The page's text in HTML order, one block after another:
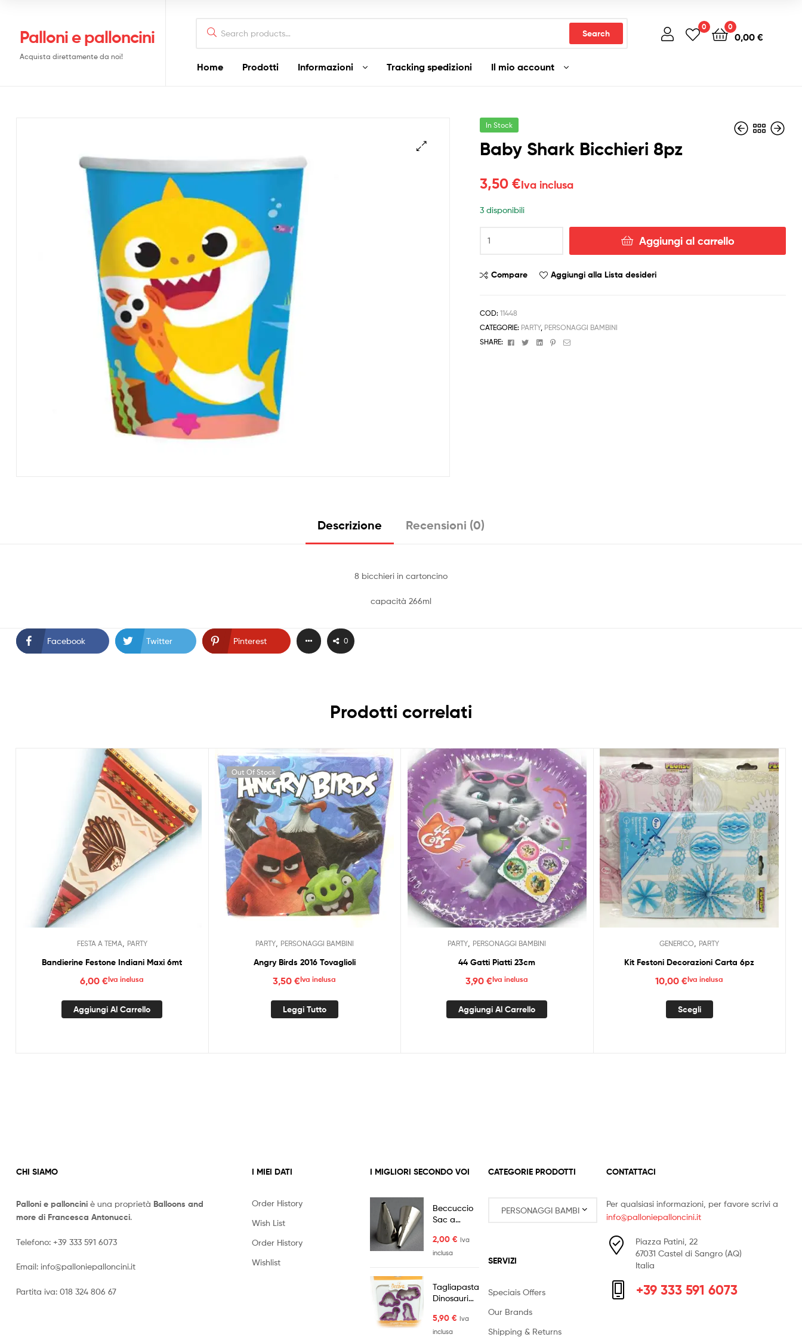
Palloni e palloncini
Acquista direttamente da noi!
for:
Search
0 0
0,00 €
Home Prodotti Informazioni Tracking spedizioni Il mio account
In Stock
Baby Shark Bicchieri 8pz
3,50€Iva inclusa
3 disponibili
Shark
8pz
Aggiungi al carrello
Compare Aggiungi alla Lista desideri
COD:11448
CATEGORIE: PARTY, PERSONAGGI BAMBINI
SHARE:
FacebookTwitterLinkedinPinterest
Email
Descrizione Recensioni (0)
8 bicchieri in cartoncino
capacità 266ml
Facebook Twitter Pinterest 0
Prodotti correlati
FESTA A TEMA PARTY
Bandierine Festone Indiani Maxi 6mt
6,00€Iva inclusa
Aggiungi Al Carrello
Out Of Stock
PARTY, PERSONAGGI BAMBINI
Angry Birds 2016 Tovaglioli
3,50€Iva inclusa
Leggi Tutto
PARTY PERSONAGGI BAMBINI
44 Gatti Piatti 23cm
3,90€Iva inclusa
Aggiungi Al Carrello
GENERICO PARTY
Kit Festoni Decorazioni Carta 6pz
10,00€Iva inclusa
Scegli
prodotto
CHI SIAMO
Palloni e palloncini è una proprietà Balloons and
more di Francesca Antonucci.
Telefono: +39 333 591 6073
Email: info@palloniepalloncini.it
Partita iva: 018 324 806 67
I MIEI DATI
Order History
Wish List
Order History
Wishlist
I MIGLIORI SECONDO VOI
Beccuccio
Sac a
3mm
2,00€ Iva
inclusa
Tagliapasta
Dinosauri
Plastica
Decora
5,90€ Iva
inclusa
CATEGORIE PRODOTTI
SERVIZI
Speciais Offers
Our Brands
Shipping & Returns
CONTATTACI
Per qualsiasi informazioni, per favore scrivi a
info@palloniepalloncini.it
Piazza Patini, 22
67031 Castel di Sangro (AQ)
Italia
+39 333 591 6073